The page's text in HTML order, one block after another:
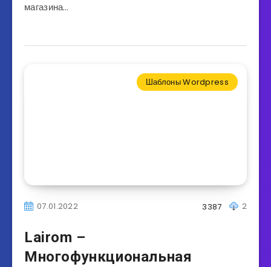
магазина…
Шаблоны Wordpress
07.01.2022 2
3387
Lairom –
Многофункциональная